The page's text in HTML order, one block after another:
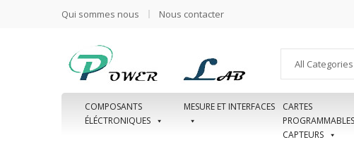
Qui sommes nous Nous contacter
All Categories
COMPOSANTS
ÉLÉCTRONIQUES
MESURE ET INTERFACES
CARTES
CAPTEURS